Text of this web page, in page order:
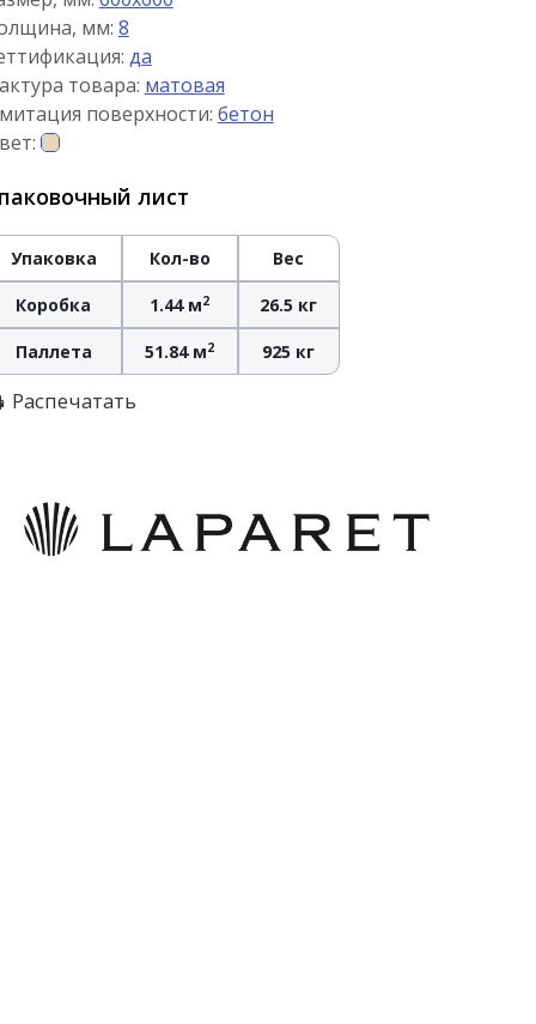
мм: 8
да
товара: матовая
поверхности: бетон
лист
Упаковка Кол-во Вес
Коробка 1.44 м2 26.5 кг
Паллета 51.84 м2 925 кг
Распечатать